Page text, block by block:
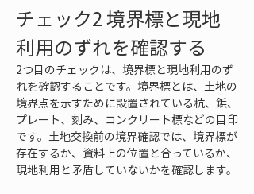
チェック2 境界標と現地
利用のずれを確認する
2つ目のチェックは、境界標と現地利用のず
れを確認することです。境界標とは、土地の
境界点を示すために設置されている杭、鋲、
プレート、刻み、コンクリート標などの目印
です。土地交換前の境界確認では、境界標が
存在するか、資料上の位置と合っているか、
現地利用と矛盾していないかを確認します。